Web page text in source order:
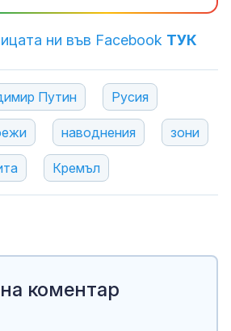
ни във Facebook ТУК
Путин Русия
наводнения зони
Кремъл
коментар